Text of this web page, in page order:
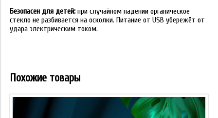
Безопасен для детей: при случайном падении органическое
стекло не разбивается на осколки. Питание от USB убережёт от
удара электрическим током.
Похожие товары